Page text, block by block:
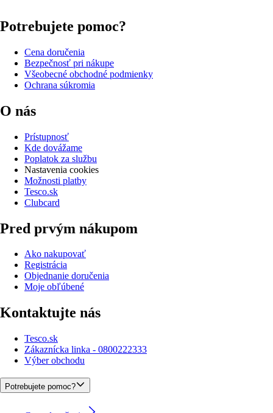
Potrebujete pomoc?
Cena doručenia
Bezpečnosť pri nákupe
Všeobecné obchodné podmienky
Ochrana súkromia
O nás
Prístupnosť
Kde dovážame
Poplatok za službu
Nastavenia cookies
Možnosti platby
Tesco.sk
Clubcard
Pred prvým nákupom
Ako nakupovať
Registrácia
Objednanie doručenia
Moje obľúbené
Kontaktujte nás
Tesco.sk
Zákaznícka linka - 0800222333
Výber obchodu
Potrebujete pomoc?